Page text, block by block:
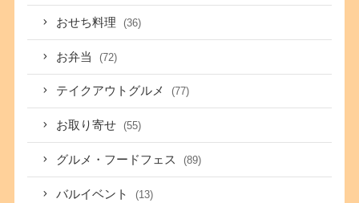
おせち料理 (36)
お弁当 (72)
テイクアウトグルメ (77)
お取り寄せ (55)
グルメ・フードフェス (89)
バルイベント (13)